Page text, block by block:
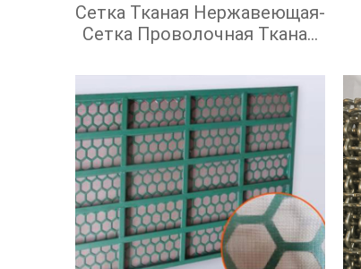
Сетка Тканая Нержавеющая-
Сетка Проволочная Тканая